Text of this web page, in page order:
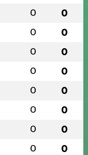
0 0
0 0
0 0
0 0
0 0
0 0
0 0
0 0